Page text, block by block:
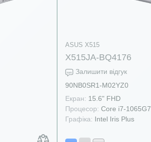
ASUS X515
X515JA-BQ4176
Залишити відгук
90NB0SR1-M02YZ0
Екран: 15.6" FHD
Процесор: Core i7-1065G7
Графіка: Intel Iris Plus